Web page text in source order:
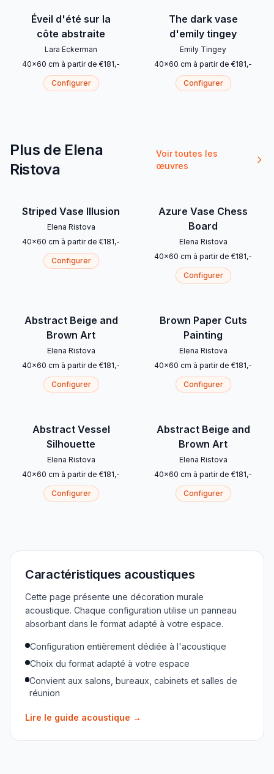
Éveil d'été sur la
côte abstraite
Lara Eckerman
40x60 cm à partir de €181,-
Configurer
The dark vase
d'emily tingey
Emily Tingey
40x60 cm à partir de €181,-
Configurer
Plus de Elena
Ristova
Voir toutes les
œuvres
Striped Vase Illusion
Elena Ristova
40x60 cm à partir de €181,-
Configurer
Azure Vase Chess
Board
Elena Ristova
40x60 cm à partir de €181,-
Configurer
Abstract Beige and
Brown Art
Elena Ristova
40x60 cm à partir de €181,-
Configurer
Brown Paper Cuts
Painting
Elena Ristova
40x60 cm à partir de €181,-
Configurer
Abstract Vessel
Silhouette
Elena Ristova
40x60 cm à partir de €181,-
Configurer
Abstract Beige and
Brown Art
Elena Ristova
40x60 cm à partir de €181,-
Configurer
Caractéristiques acoustiques
Cette page présente une décoration murale
acoustique. Chaque configuration utilise un panneau
absorbant dans le format adapté à votre espace.
Configuration entièrement dédiée à l'acoustique
Choix du format adapté à votre espace
Convient aux salons, bureaux, cabinets et salles de
réunion
Lire le guide acoustique →